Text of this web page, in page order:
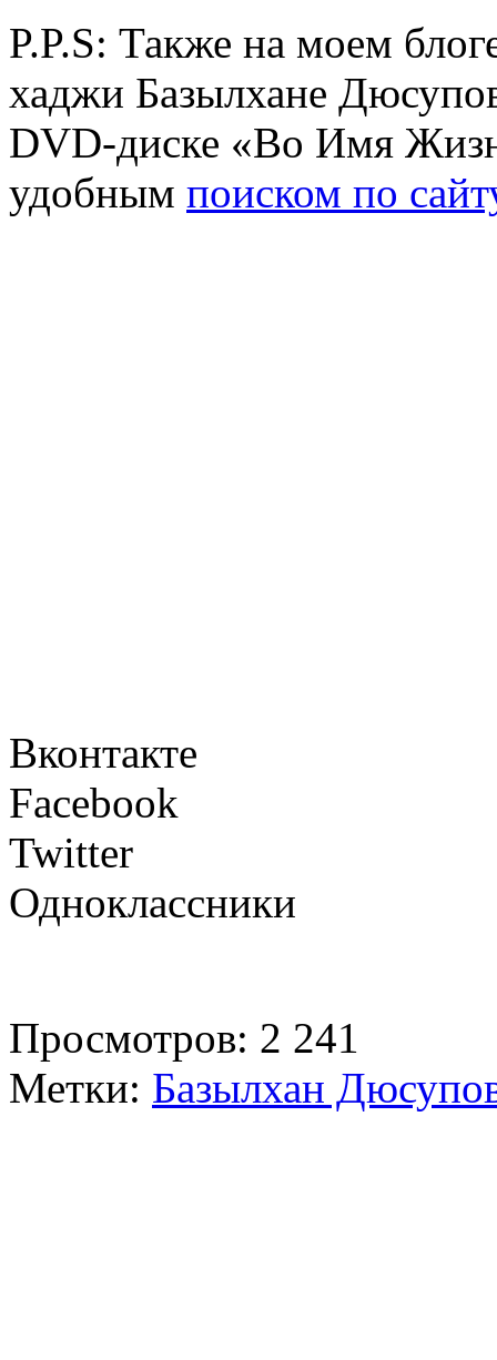
P.P.S: Также на моем
хаджи Базылхане
DVD-диске «Во Имя
удобным поиском по
Вконтакте
Facebook
Twitter
Одноклассники
Просмотров: 2 241
Метки: Базылхан